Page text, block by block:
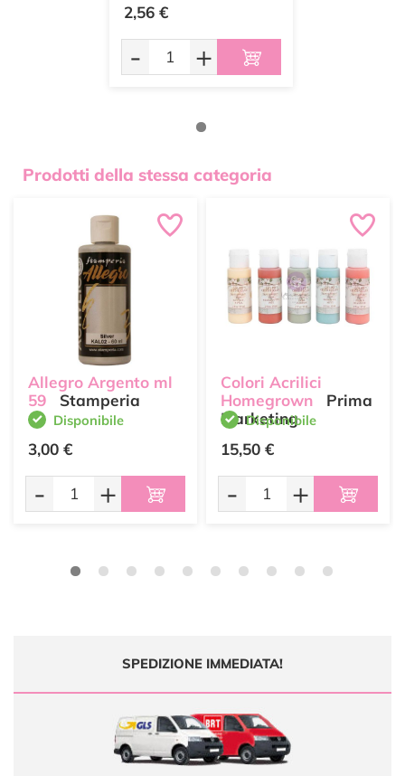
2,56 €
- +
Prodotti della stessa categoria
Allegro Argento ml
59
Stamperia
Disponibile
3,00 €
- +
Colori Acrilici
Homegrown
Prima
Marketing
Disponibile
15,50 €
- +
SPEDIZIONE IMMEDIATA!